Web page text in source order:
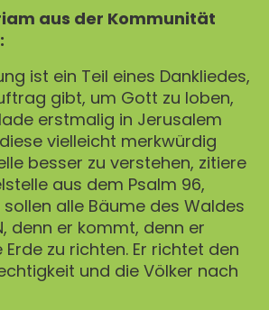
& VERPFLEGUNG
JETZT SPENDEN
aus der Kommunität
ist ein Teil eines Dankliedes,
gibt, um Gott zu loben,
erstmalig in Jerusalem
vielleicht merkwürdig
besser zu verstehen, zitiere
aus dem Psalm 96,
sollen alle Bäume des Waldes
denn er kommt, denn er
zu richten. Er richtet den
und die Völker nach